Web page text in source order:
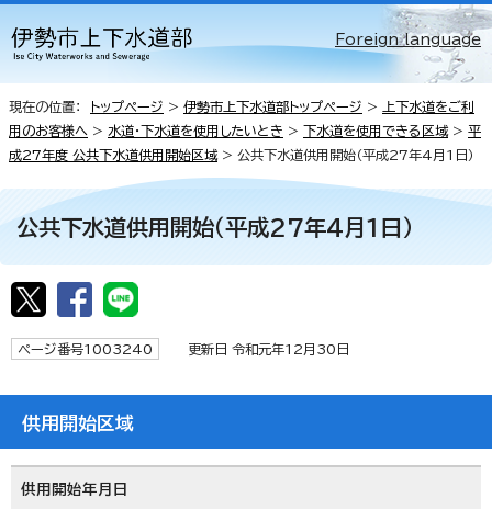
Foreign language
現在の位置： トップページ > 伊勢市上下水道部トップページ >
上下水道をご利
用のお客様へ > 水道・下水道を使用したいとき > 下水道を使用できる区域 > 平
成27年度 公共下水道供用開始区域 > 公共下水道供用開始（平成27年4月1日）
公共下水道供用開始（平成27年4月1日）
ページ番号1003240 更新日 令和元年12月30日
供用開始区域
供用開始年月日